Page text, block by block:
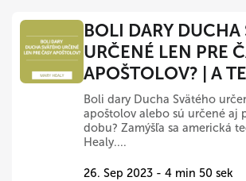
BOLI DARY DUCHA
URČENÉ LEN PRE
APOŠTOLOV? | A
Boli dary Ducha Svätého
apoštolov alebo sú určené aj
dobu? Zamýšľa sa americká
Healy....
26. Sep 2023 - 4 min 50 sek